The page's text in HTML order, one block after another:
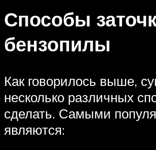
Способы
бензопилы
Как говорилось выше,
несколько различных
сделать. Самыми
являются: